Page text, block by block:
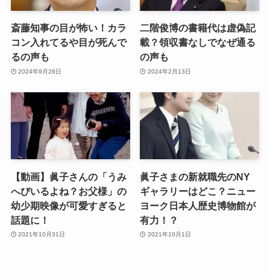
斎藤知事の目が怖い！カラ
コン入れてるや目が死んで
るの声も
2024年9月28日
二階俊博の書籍代は虚偽記
載？領収書なしでなぜ通る
の声も
2024年2月13日
【動画】眞子さんの「うみ
へびいるよね？お父様」の
幼少期映像が可愛すぎると
話題に！
2021年10月31日
眞子さまの新就職先のNY
ギャラリーはどこ？ニュー
ヨーク日本人歴史博物館が
有力！？
2021年10月1日